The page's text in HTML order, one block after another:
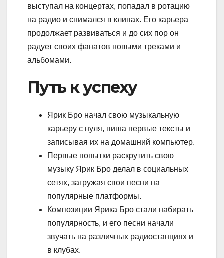
выступал на концертах, попадал в ротацию
на радио и снимался в клипах. Его карьера
продолжает развиваться и до сих пор он
радует своих фанатов новыми треками и
альбомами.
Путь к успеху
Ярик Бро начал свою музыкальную
карьеру с нуля, пиша первые тексты и
записывая их на домашний компьютер.
Первые попытки раскрутить свою
музыку Ярик Бро делал в социальных
сетях, загружая свои песни на
популярные платформы.
Композиции Ярика Бро стали набирать
популярность, и его песни начали
звучать на различных радиостанциях и
в клубах.